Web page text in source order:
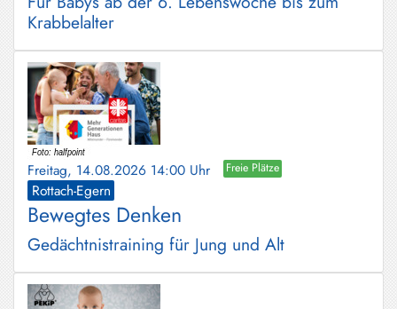
Krabbelalter
Freitag, 14.08.2026 14:00 Uhr Freie Plätze
Rottach-Egern
Bewegtes Denken
Gedächtnistraining für Jung und Alt